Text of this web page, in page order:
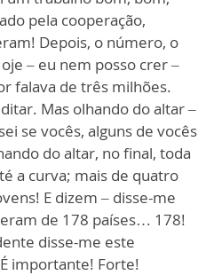
pela cooperação,
Depois, o número, o
– eu nem posso crer –
falava de três milhões.
Mas olhando do altar –
se vocês, alguns de vocês
do altar, no final, toda
a curva; mais de quatro
E dizem – disse-me
de 178 países… 178!
disse-me este
importante! Forte!